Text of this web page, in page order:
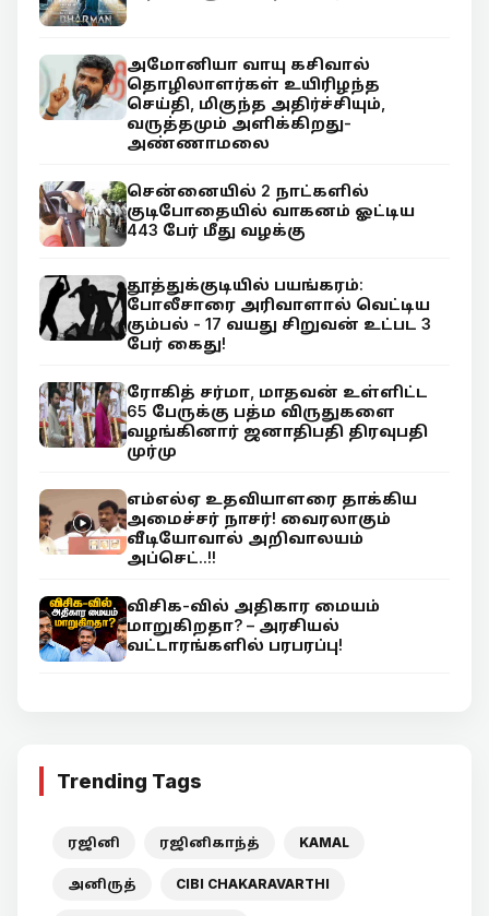
அமோனியா வாயு கசிவால்
தொழிலாளர்கள் உயிரிழந்த
செய்தி, மிகுந்த அதிர்ச்சியும்,
வருத்தமும் அளிக்கிறது-
அண்ணாமலை
சென்னையில் 2 நாட்களில்
குடிபோதையில் வாகனம் ஓட்டிய
443 பேர் மீது வழக்கு
தூத்துக்குடியில் பயங்கரம்:
போலீசாரை அரிவாளால் வெட்டிய
கும்பல் - 17 வயது சிறுவன் உட்பட 3
பேர் கைது!
ரோகித் சர்மா, மாதவன் உள்ளிட்ட
65 பேருக்கு பத்ம விருதுகளை
வழங்கினார் ஜனாதிபதி திரவுபதி
முர்மு
எம்எல்ஏ உதவியாளரை தாக்கிய
அமைச்சர் நாசர்! வைரலாகும்
வீடியோவால் அறிவாலயம்
அப்செட்..!!
விசிக-வில் அதிகார மையம்
மாறுகிறதா? – அரசியல்
வட்டாரங்களில் பரபரப்பு!
Trending Tags
ரஜினி ரஜினிகாந்த் KAMAL
அனிருத் CIBI CHAKARAVARTHI